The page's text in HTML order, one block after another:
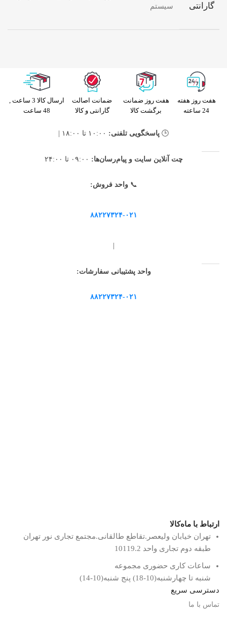
گارانتی
سیستم
هفت روز هفته
24 ساعته
هفت روز ضمانت
برگشت کالا
ضمانت اصالت
گارانتی و کالا
ارسال کالا 3 ساعت ,
48 ساعت
🕒 پاسخگویی تلفنی:
چت آنلاین سایت و پیام‌رسان‌ها:
📞واحد فروش:
۸۸۲۲۷۳۲۴-۰۲۱
|
واحد پشتیبانی سفارشات:
۸۸۲۲۷۳۲۴-۰۲۱
ارتباط با ماه‌کالا
تهران خیابان ولیعصر.تقاطع طالقانی.مجتمع تجاری نور تهران
طبقه دوم تجاری واحد 10119.2
ساعات کاری حضوری مجموعه
شنبه تا چهارشنبه(10-18) پنج شنبه(10-14)
دسترسی سریع
تماس با ما